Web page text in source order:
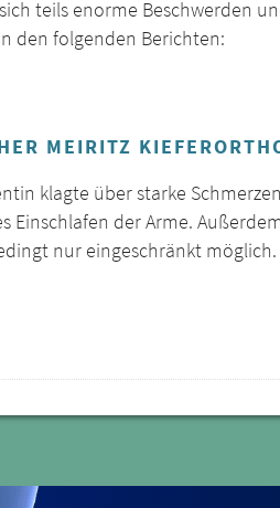
teils enorme Beschwerden
den folgenden Berichten:
MEIRITZ
klagte über starke
Einschlafen der Arme.
nur eingeschränkt möglich.